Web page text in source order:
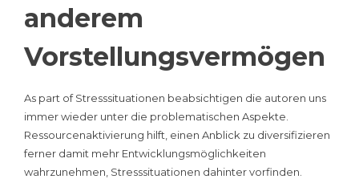
anderem
Vorstellungsvermögen
As part of Stresssituationen beabsichtigen die autoren uns
immer wieder unter die problematischen Aspekte.
Ressourcenaktivierung hilft, einen Anblick zu diversifizieren
ferner damit mehr Entwicklungsmöglichkeiten
wahrzunehmen, Stresssituationen dahinter vorfinden.